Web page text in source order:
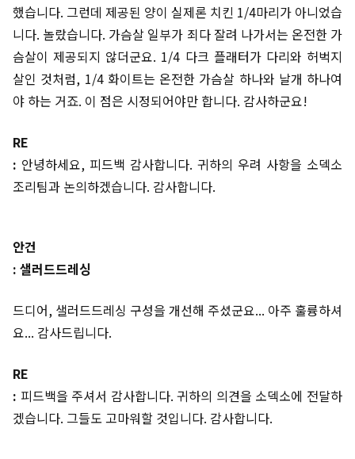
했습니다. 그런데 제공된 양이 실제론 치킨 1/4마리가 아니었습
니다. 놀랐습니다. 가슴살 일부가 죄다 잘려 나가서는 온전한 가
슴살이 제공되지 않더군요. 1/4 다크 플래터가 다리와 허벅지
살인 것처럼, 1/4 화이트는 온전한 가슴살 하나와 날개 하나여
야 하는 거죠. 이 점은 시정되어야만 합니다. 감사하군요!
RE
: 안녕하세요, 피드백 감사합니다. 귀하의 우려 사항을 소덱소
조리팀과 논의하겠습니다. 감사합니다.
안건
: 샐러드드레싱
드디어, 샐러드드레싱 구성을 개선해 주셨군요... 아주 훌륭하셔
요... 감사드립니다.
RE
: 피드백을 주셔서 감사합니다. 귀하의 의견을 소덱소에 전달하
겠습니다. 그들도 고마워할 것입니다. 감사합니다.